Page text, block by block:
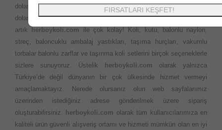
dolaşmanıza gerek yok. Önceleri evimizi taşırken bakkal market
dolaşarak rica ile bulmaya çalıştığımız kutu ve kolilere ulaşmak
artık
herboykoli.com ile çok kolay! Koli, kutu, balonlu naylon,
streç, baloncuklu ambalaj yastıkları, taşıma hurçları, vakumlu
torbalar balonlu zarflar ve taşınma koli setlerini birçok seçeneklerle
sizlere sunuyoruz. Üstelik
herboykoli.com olarak yalnızca
Türkiye’de değil dünyanın bir çok ülkesinde hizmet vermeyi
amaçlamaktayız. Nerede olursanız olun web sayfalarımız
üzerinden istediğiniz adrese gönderilmek üzere sipariş
oluşturabilirsiniz.
herboykoli.com olarak tüm kullanıcılarımıza en
kaliteli ürün güvenli alışveriş ortamı ve hizmeti mümkün olan en iyi
FIRSATLARI KEŞFET!